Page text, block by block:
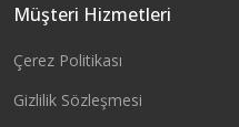
Müşteri Hizmetleri
Çerez Politikası
Gizlilik Sözleşmesi